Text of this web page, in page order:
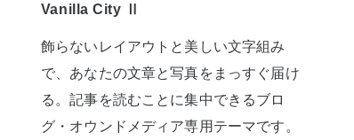
Vanilla City Ⅱ
飾らないレイアウトと美しい文字組み
で、あなたの文章と写真をまっすぐ届け
る。記事を読むことに集中できるブロ
グ・オウンドメディア専用テーマです。